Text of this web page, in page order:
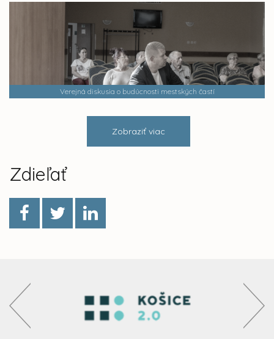
Verejná diskusia o budúcnosti mestských častí
Zobraziť viac
Zdieľať